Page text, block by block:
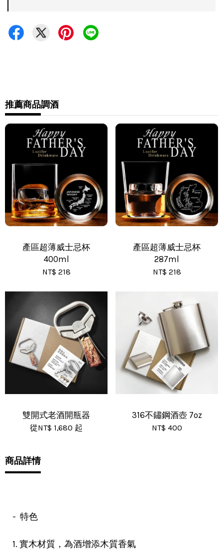
•超商 / 宅配貨到付款
•7-11 - 運費 60 元，NT 600 享免運
•全家 - 運費 60 元，NT 600 享免運
新竹物流 - 運費 80 元
黑貓(包裹90cm以下) - 運費 170 元
• 黑貓(包裹91~120cm) - 運費 210 元
•黑貓(包裹121~150cm以下) - 運費 250 元
商品詳情
- 特色
1. 實木材質，為酒增添木質香氣
推薦商品調酒
產區超薄威士忌杯
400ml
NT$ 218
產區超薄威士忌杯
287ml
NT$ 218
雙開式老酒開瓶器
從NT$ 1,680 起
316不鏽鋼酒壺 7oz
NT$ 400